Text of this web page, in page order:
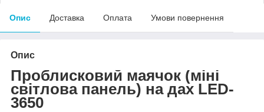
Опис Доставка Оплата Умови повернення
Опис
Проблисковий маячок (міні
світлова панель) на дах LED-
3650